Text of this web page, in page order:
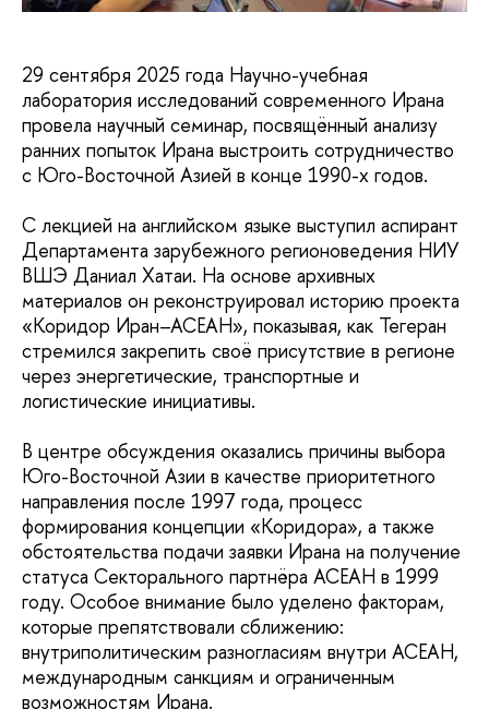
29 сентября 2025 года Научно-учебная
лаборатория исследований современного Ирана
провела научный семинар, посвящённый анализу
ранних попыток Ирана выстроить сотрудничество
с Юго-Восточной Азией в конце 1990-х годов.
С лекцией на английском языке выступил аспирант
Департамента зарубежного регионоведения НИУ
ВШЭ Даниал Хатаи. На основе архивных
материалов он реконструировал историю проекта
«Коридор Иран–АСЕАН», показывая, как Тегеран
стремился закрепить своё присутствие в регионе
через энергетические, транспортные и
логистические инициативы.
В центре обсуждения оказались причины выбора
Юго-Восточной Азии в качестве приоритетного
направления после 1997 года, процесс
формирования концепции «Коридора», а также
обстоятельства подачи заявки Ирана на получение
статуса Секторального партнёра АСЕАН в 1999
году. Особое внимание было уделено факторам,
которые препятствовали сближению:
внутриполитическим разногласиям внутри АСЕАН,
международным санкциям и ограниченным
возможностям Ирана.